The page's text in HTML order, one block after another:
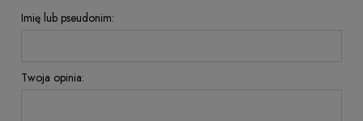
Imię lub pseudonim:
Twoja opinia: